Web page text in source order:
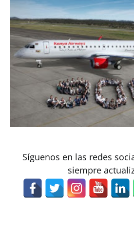
Síguenos en las redes
siempre